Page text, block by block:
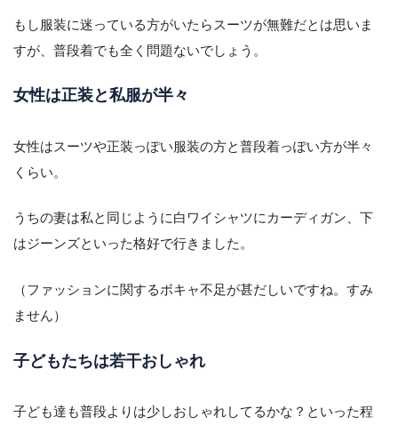
もし服装に迷っている方がいたらスーツが無難だとは思いま
すが、普段着でも全く問題ないでしょう。
女性は正装と私服が半々
女性はスーツや正装っぽい服装の方と普段着っぽい方が半々
くらい。
うちの妻は私と同じように白ワイシャツにカーディガン、下
はジーンズといった格好で行きました。
（ファッションに関するボキャ不足が甚だしいですね。すみ
ません）
子どもたちは若干おしゃれ
子ども達も普段よりは少しおしゃれしてるかな？といった程